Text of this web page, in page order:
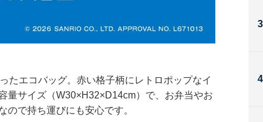
たエコバッグ。赤い格子柄にレトロポップなイ
量サイズ（W30×H32×D14cm）で、お弁当やお
で持ち運びにも安心です。
3
4